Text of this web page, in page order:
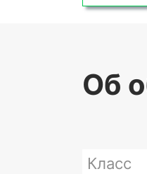
Об
Класс